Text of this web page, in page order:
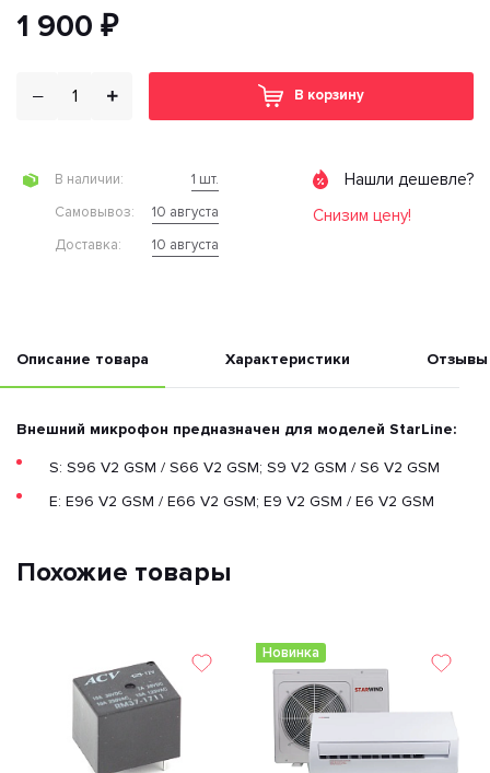
1 900 ₽
В корзину
В наличии:
1 шт.
Cамовывоз:
10 августа
Доставка:
10 августа
Нашли дешевле?
Снизим цену!
Описание товара Характеристики Отзывы
Внешний микрофон предназначен для моделей StarLine:
S: S96 V2 GSM / S66 V2 GSM; S9 V2 GSM / S6 V2 GSM
E: E96 V2 GSM / E66 V2 GSM; E9 V2 GSM / E6 V2 GSM
Похожие товары
Новинка